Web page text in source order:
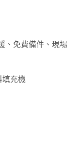
、免費備件、現場
填充機